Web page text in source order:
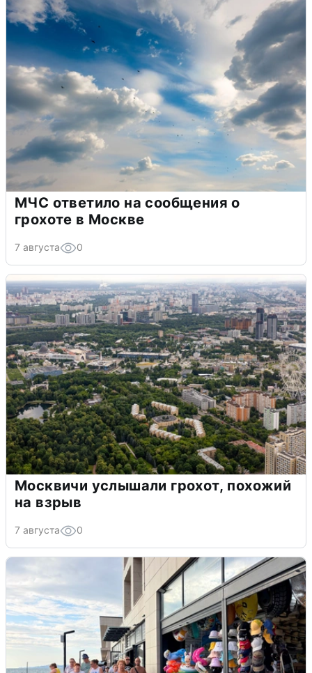
МЧС ответило на сообщения о
грохоте в Москве
7 августа 0
Москвичи услышали грохот, похожий
на взрыв
7 августа 0